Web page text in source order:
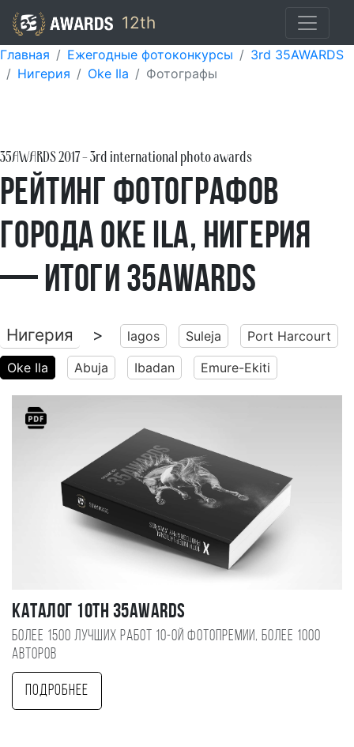
12th
Главная Ежегодные фотоконкурсы
3rd 35AWARDS
Нигерия
Oke Ila Фотографы
35AWARDS2017- 3rd international photo awards
Рейтинг фотографов
города Oke Ila, Нигерия
— итоги 35AWARDS
Нигерия > lagos Suleja
Port Harcourt
Oke Ila
Abuja Ibadan Emure-Ekiti
Каталог 10TH 35AWARDS
Более 1500 лучших работ 10-ой фотопремии, более 1000
авторов
Подробнее